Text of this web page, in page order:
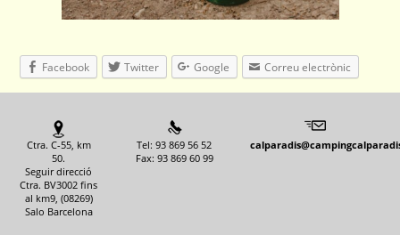
Facebook Twitter Google Correu electrònic
Ctra. C-55, km
50.
Seguir direcció
Ctra. BV3002 fins
al km9, (08269)
Salo Barcelona
Tel: 93 869 56 52
Fax: 93 869 60 99